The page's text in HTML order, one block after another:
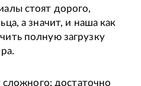
стоят дорого,
а значит, и наша как
полную загрузку
сложного: достаточно